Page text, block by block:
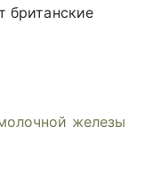
британские
железы